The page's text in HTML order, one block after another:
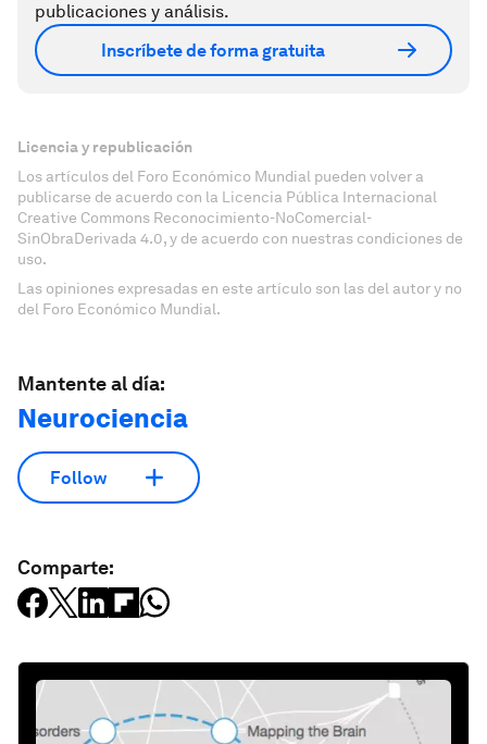
publicaciones y análisis.
Inscríbete de forma gratuita
Licencia y republicación
Los artículos del Foro Económico Mundial pueden volver a
publicarse de acuerdo con la Licencia Pública Internacional
Creative Commons Reconocimiento-NoComercial-
SinObraDerivada 4.0, y de acuerdo con nuestras condiciones de
uso.
Las opiniones expresadas en este artículo son las del autor y no
del Foro Económico Mundial.
Mantente al día:
Neurociencia
Follow
Comparte: